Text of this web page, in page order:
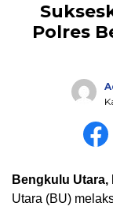
Polres
Bengkulu
Utara (BU)